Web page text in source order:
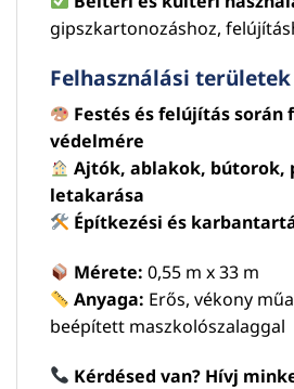
gipszkartonozáshoz,
Felhasználási területek
Festés és felújítás során
védelmére
Ajtók, ablakok, bútorok,
letakarása
Építkezési és
Mérete: 0,55 m x 33 m
Anyaga: Erős, vékony
beépített maszkolószalaggal
Kérdésed van? Hívj